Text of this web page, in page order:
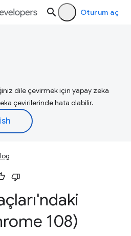
Oturum aç
dile çevirmek için yapay zeka
çevirilerinde hata olabilir.
108)